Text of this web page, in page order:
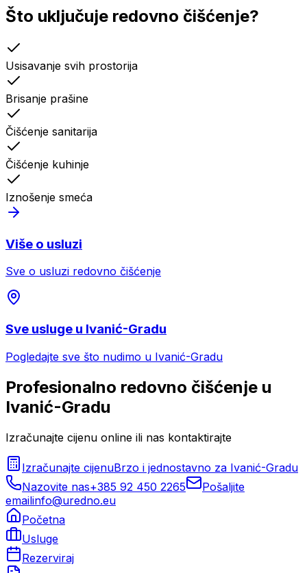
Što uključuje redovno čišćenje?
Usisavanje svih prostorija
Brisanje prašine
Čišćenje sanitarija
Čišćenje kuhinje
Iznošenje smeća
Više o usluzi
Sve o usluzi redovno čišćenje
Sve usluge u Ivanić-Gradu
Pogledajte sve što nudimo u Ivanić-Gradu
Profesionalno redovno čišćenje u
Ivanić-Gradu
Izračunajte cijenu online ili nas kontaktirajte
Izračunajte cijenuBrzo i jednostavno za Ivanić-Gradu
Nazovite nas+385 92 450 2265
Pošaljite
emailinfo@uredno.eu
Početna
Usluge
Rezerviraj